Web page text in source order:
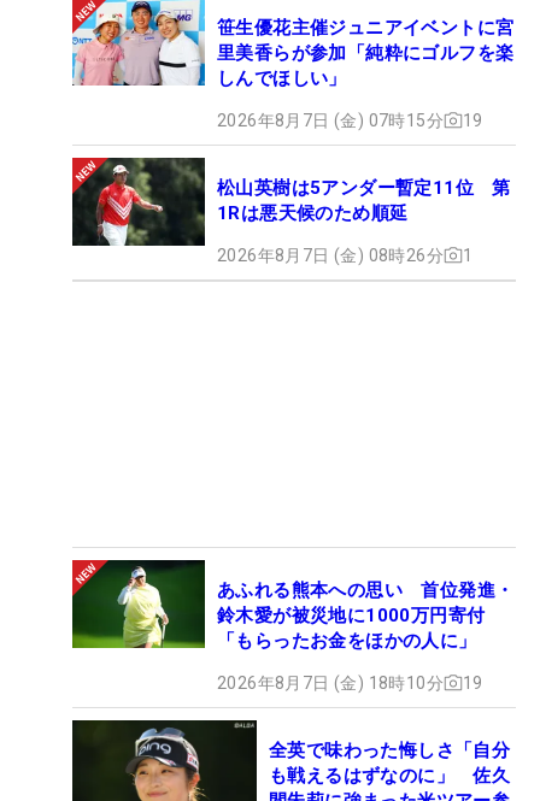
笹生優花主催ジュニアイベントに宮
里美香らが参加「純粋にゴルフを楽
しんでほしい」
2026年8月7日 (金) 07時15分 19
松山英樹は5アンダー暫定11位 第
1Rは悪天候のため順延
2026年8月7日 (金) 08時26分 1
あふれる熊本への思い 首位発進・
鈴木愛が被災地に1000万円寄付
「もらったお金をほかの人に」
2026年8月7日 (金) 18時10分 19
全英で味わった悔しさ「自分
も戦えるはずなのに」 佐久